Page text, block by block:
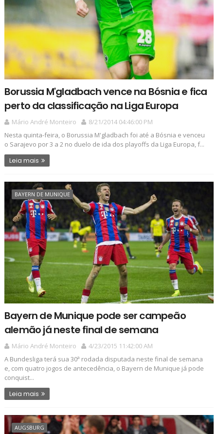
Borussia M'gladbach vence na Bósnia e fica
perto da classificação na Liga Europa
Mário André Monteiro
8/21/2014 04:46:00 PM
Nesta quinta-feira, o Borussia M'gladbach foi até a Bósnia e venceu
o Sarajevo por 3 a 2 no duelo de ida dos playoffs da Liga Europa, f...
Leia mais
BAYERN DE MUNIQUE
Bayern de Munique pode ser campeão
alemão já neste final de semana
Mário André Monteiro
4/23/2015 11:42:00 AM
A Bundesliga terá sua 30ª rodada disputada neste final de semana
e, com quatro jogos de antecedência, o Bayern de Munique já pode
conquist...
Leia mais
AUGSBURG